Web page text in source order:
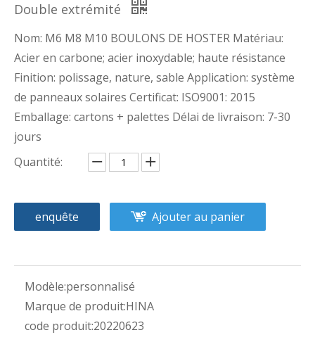
Double extrémité
Nom: M6 M8 M10 BOULONS DE HOSTER Matériau:
Acier en carbone; acier inoxydable; haute résistance
Finition: polissage, nature, sable Application: système
de panneaux solaires Certificat: ISO9001: 2015
Emballage: cartons + palettes Délai de livraison: 7-30
jours
Quantité:
enquête Ajouter au panier
Modèle:personnalisé
Marque de produit:HINA
code produit:20220623